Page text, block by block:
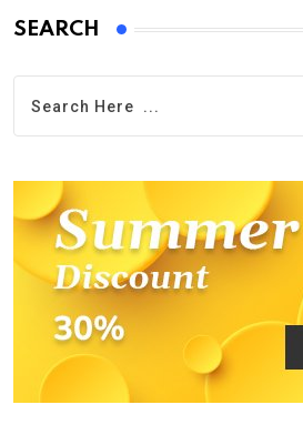
SEARCH